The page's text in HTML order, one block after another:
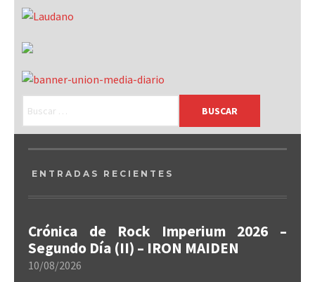
ENTRADAS RECIENTES
Crónica de Rock Imperium 2026 –
Segundo Día (II) – IRON MAIDEN
10/08/2026